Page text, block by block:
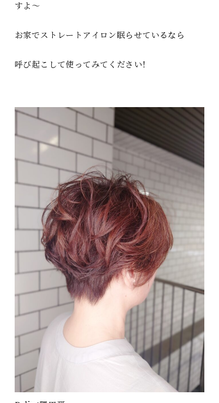
すよ～
お家でストレートアイロン眠らせているなら
呼び起こして使ってみてください！